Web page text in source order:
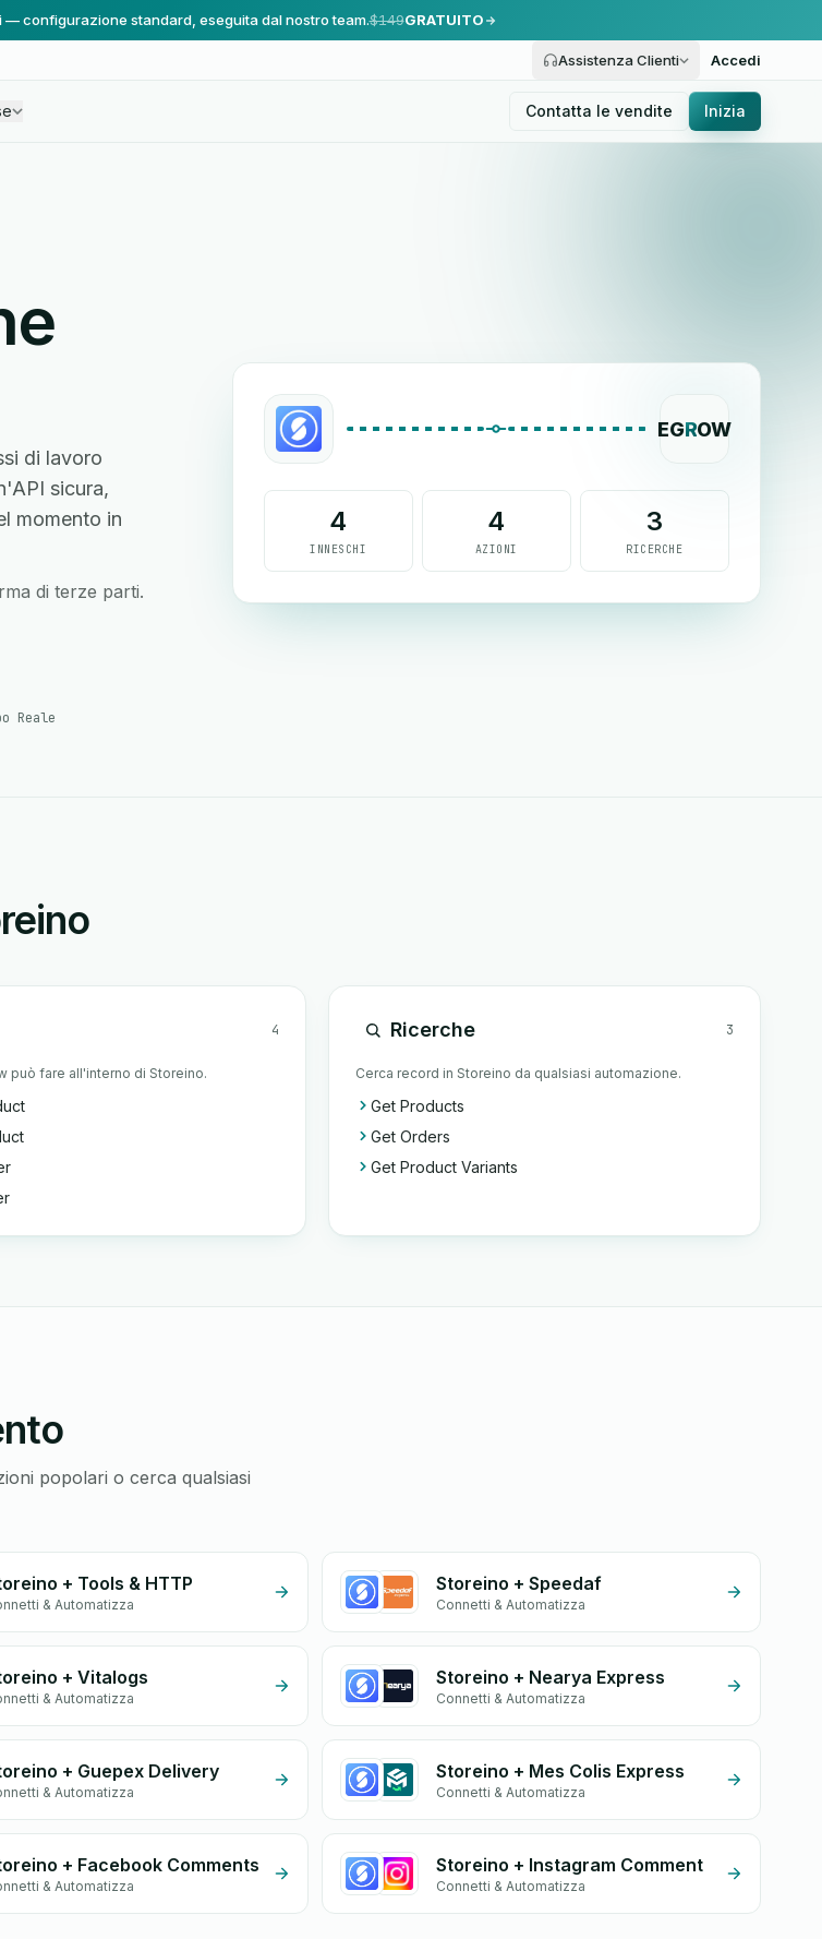
configurazione standard, eseguita dal nostro team.$149GRATUITO
Assistenza Clienti Accedi
Contatta le vendite Inizia
di lavoro
sicura,
momento in
di terze parti.
Reale
EGROW
4
INNESCHI
4
AZIONI
3
RICERCHE
4
può fare all'interno di Storeino.
Ricerche 3
Cerca record in Storeino da qualsiasi automazione.
Get Products
Get Orders
Get Product Variants
popolari o cerca qualsiasi
+ Tools & HTTP
& Automatizza
Storeino + Speedaf
Connetti & Automatizza
+ Vitalogs
& Automatizza
Storeino + Nearya Express
Connetti & Automatizza
+ Guepex Delivery
& Automatizza
Storeino + Mes Colis Express
Connetti & Automatizza
+ Facebook Comments
& Automatizza
Storeino + Instagram Comment
Connetti & Automatizza